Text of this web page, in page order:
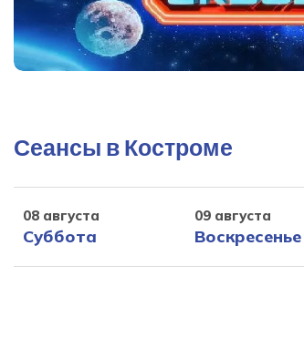
Сеансы в Костроме
08 августа
Суббота
09 августа
Воскресенье